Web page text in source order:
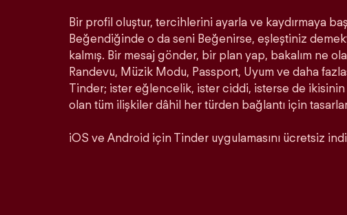
Bir profil oluştur, tercihlerini ayarla ve kaydırmaya
Beğendiğinde o da seni Beğenirse, eşleştiniz
kalmış. Bir mesaj gönder, bir plan yap, bakalım ne
Randevu, Müzik Modu, Passport, Uyum ve daha
Tinder; ister eğlencelik, ister ciddi, isterse de ikisinin
olan tüm ilişkiler dâhil her türden bağlantı için
iOS ve Android için Tinder uygulamasını ücretsiz